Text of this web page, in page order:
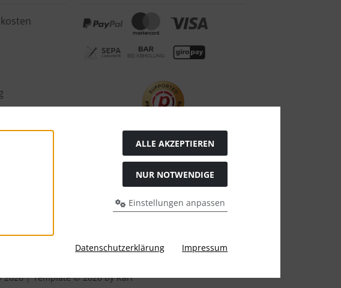
Widerrufsformular
| Template © 2026 by Karl
ALLE AKZEPTIEREN
NUR NOTWENDIGE
Einstellungen anpassen
Datenschutzerklärung Impressum